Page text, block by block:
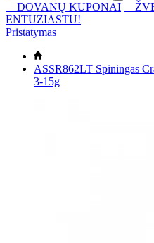
DOVANŲ KUPONAI
ENTUZIASTU!
Pristatymas
ASSR862LT Spiningas
3-15g